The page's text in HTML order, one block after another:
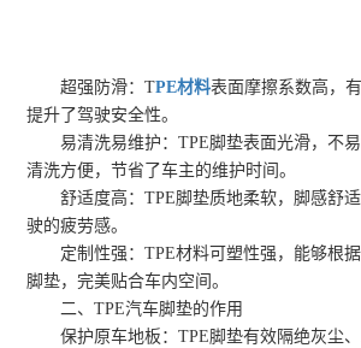
超强防滑：TPE材料表面摩擦系数高，
提升了驾驶安全性。
易清洗易维护：TPE脚垫表面光滑，不
清洗方便，节省了车主的维护时间。
舒适度高：TPE脚垫质地柔软，脚感舒
驶的疲劳感。
定制性强：TPE材料可塑性强，能够根
脚垫，完美贴合车内空间。
二、TPE汽车脚垫的作用
保护原车地板：TPE脚垫有效隔绝灰尘